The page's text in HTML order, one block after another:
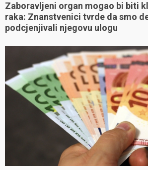
Zaboravljeni organ mogao bi biti
raka: Znanstvenici tvrde da smo
podcjenjivali njegovu ulogu